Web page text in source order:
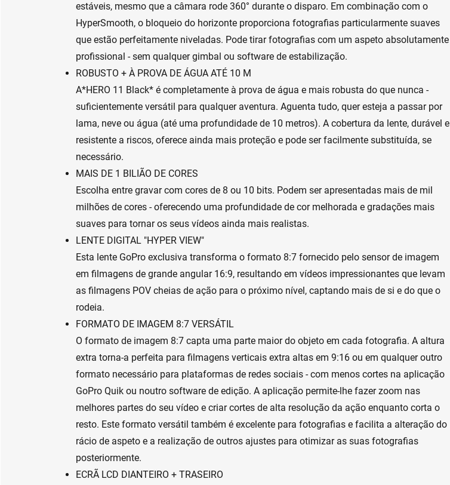
estáveis, mesmo que a câmara rode 360° durante o disparo. Em combinação com o
HyperSmooth, o bloqueio do horizonte proporciona fotografias particularmente suaves
que estão perfeitamente niveladas. Pode tirar fotografias com um aspeto absolutamente
profissional - sem qualquer gimbal ou software de estabilização.
ROBUSTO + À PROVA DE ÁGUA ATÉ 10 M
A*HERO 11 Black* é completamente à prova de água e mais robusta do que nunca -
suficientemente versátil para qualquer aventura. Aguenta tudo, quer esteja a passar por
lama, neve ou água (até uma profundidade de 10 metros). A cobertura da lente, durável e
resistente a riscos, oferece ainda mais proteção e pode ser facilmente substituída, se
necessário.
MAIS DE 1 BILIÃO DE CORES
Escolha entre gravar com cores de 8 ou 10 bits. Podem ser apresentadas mais de mil
milhões de cores - oferecendo uma profundidade de cor melhorada e gradações mais
suaves para tornar os seus vídeos ainda mais realistas.
LENTE DIGITAL "HYPER VIEW"
Esta lente GoPro exclusiva transforma o formato 8:7 fornecido pelo sensor de imagem
em filmagens de grande angular 16:9, resultando em vídeos impressionantes que levam
as filmagens POV cheias de ação para o próximo nível, captando mais de si e do que o
rodeia.
FORMATO DE IMAGEM 8:7 VERSÁTIL
O formato de imagem 8:7 capta uma parte maior do objeto em cada fotografia. A altura
extra torna-a perfeita para filmagens verticais extra altas em 9:16 ou em qualquer outro
formato necessário para plataformas de redes sociais - com menos cortes na aplicação
GoPro Quik ou noutro software de edição. A aplicação permite-lhe fazer zoom nas
melhores partes do seu vídeo e criar cortes de alta resolução da ação enquanto corta o
resto. Este formato versátil também é excelente para fotografias e facilita a alteração do
rácio de aspeto e a realização de outros ajustes para otimizar as suas fotografias
posteriormente.
ECRÃ LCD DIANTEIRO + TRASEIRO